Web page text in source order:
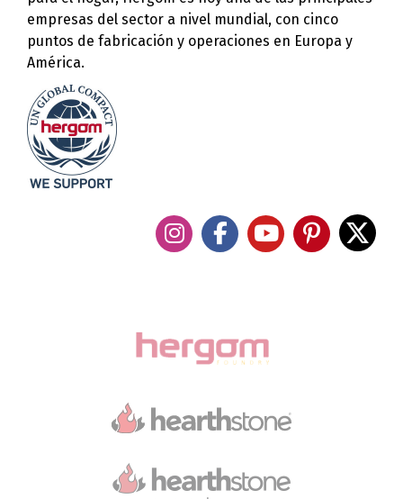
empresas del sector a nivel mundial, con cinco
puntos de fabricación y operaciones en Europa y
América.